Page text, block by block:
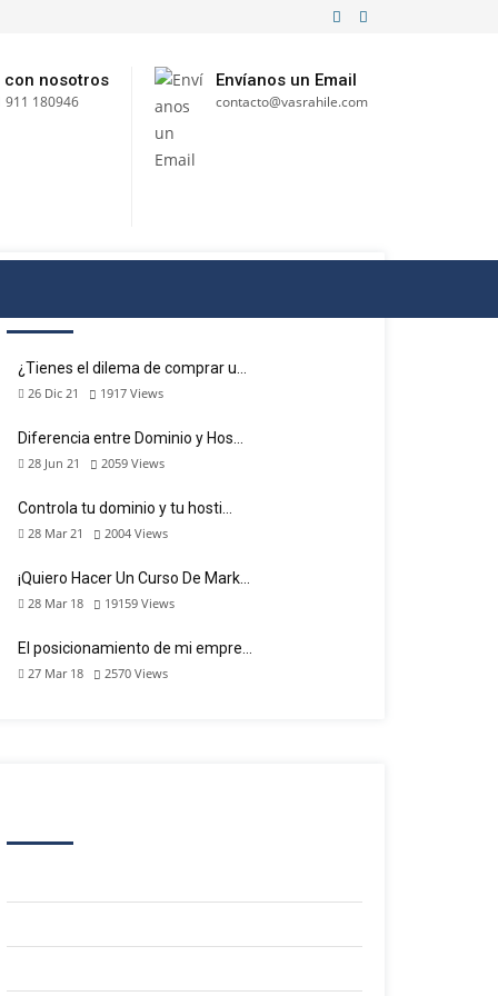
con nosotros
911 180946
Envíanos un Email
contacto@vasrahile.com
¿Tienes el dilema de comprar u…
26 Dic 21 1917 Views
Diferencia entre Dominio y Hos…
28 Jun 21 2059 Views
Controla tu dominio y tu hosti…
28 Mar 21 2004 Views
¡Quiero Hacer Un Curso De Mark…
28 Mar 18 19159 Views
El posicionamiento de mi empre…
27 Mar 18 2570 Views